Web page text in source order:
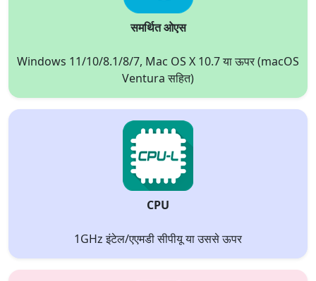
समर्थित ओएस
Windows 11/10/8.1/8/7, Mac OS X 10.7 या ऊपर (macOS
Ventura सहित)
CPU
1GHz इंटेल/एएमडी सीपीयू या उससे ऊपर